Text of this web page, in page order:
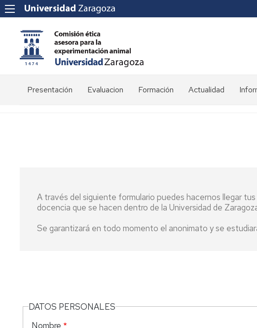
Presentación Evaluacion Formación Actualidad
de
A través del siguiente formulario puedes hacernos llegar
docencia que se hacen dentro de la Universidad de
Se garantizará en todo momento el anonimato y se
DATOS PERSONALES
Nombre